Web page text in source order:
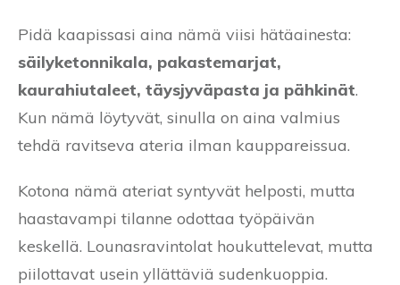
Pidä kaapissasi aina nämä viisi hätäainesta:
säilyketonnikala, pakastemarjat,
kaurahiutaleet, täysjyväpasta ja pähkinät.
Kun nämä löytyvät, sinulla on aina valmius
tehdä ravitseva ateria ilman kauppareissua.
Kotona nämä ateriat syntyvät helposti, mutta
haastavampi tilanne odottaa työpäivän
keskellä. Lounasravintolat houkuttelevat, mutta
piilottavat usein yllättäviä sudenkuoppia.